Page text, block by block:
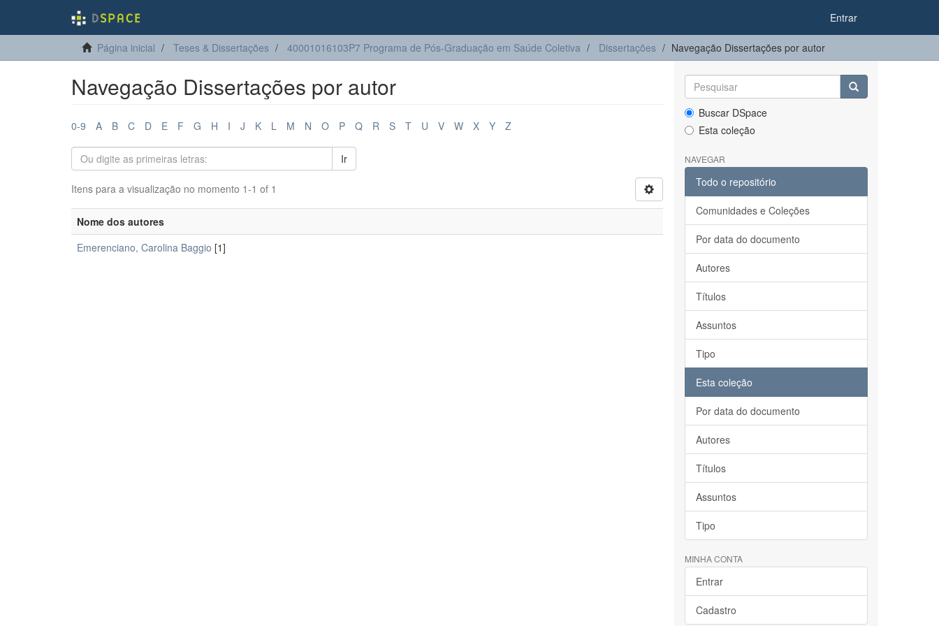
Entrar
Página inicial Teses & Dissertações 40001016103P7 Programa de Pós-Graduação em Saúde Coletiva Dissertações Navegação Dissertações por autor
Navegação Dissertações por autor
0-9 A B C D E F G H I J K L M N O P Q R S T U V W X Y Z
Ir
Itens para a visualização no momento 1-1 of 1
Nome dos autores
Emerenciano, Carolina Baggio [1]
Buscar DSpace
Esta coleção
NAVEGAR
Todo o repositório
Comunidades e Coleções
Por data do documento
Autores
Títulos
Assuntos
Tipo
Esta coleção
Por data do documento
Autores
Títulos
Assuntos
Tipo
MINHA CONTA
Entrar
Cadastro